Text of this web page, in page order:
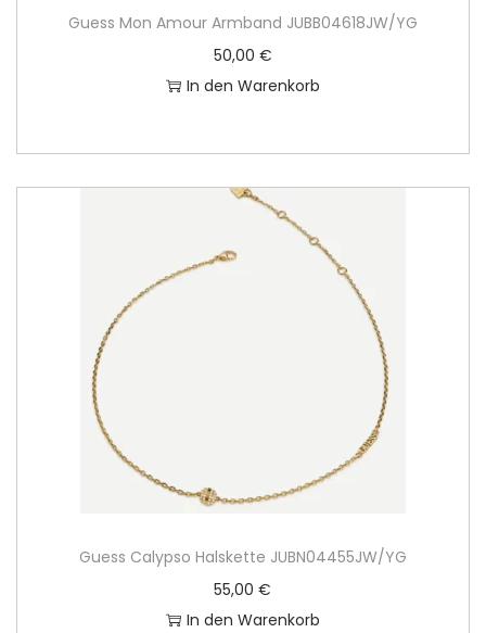
Guess Mon Amour Armband JUBB04618JW/YG
50,00 €
In den Warenkorb
Guess Calypso Halskette JUBN04455JW/YG
55,00€
In den Warenkorb